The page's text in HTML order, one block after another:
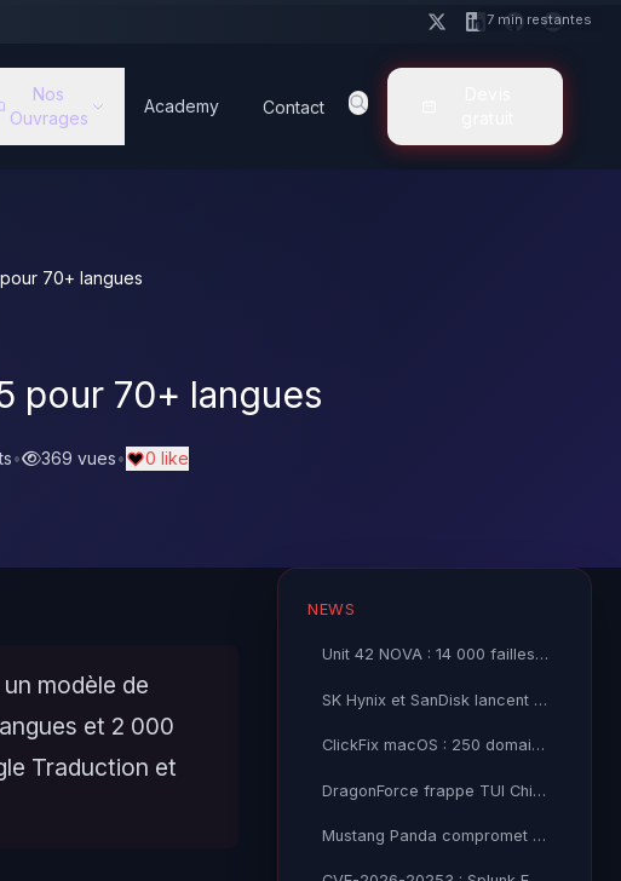
Nos
Ouvrages
Academy Contact
70+ langues
pour 70+ langues
• 369 vues• 0 like
modèle de
et 2 000
Traduction et
NEWS
Unit 42 NOVA : 14 000 failles open source détectées par IA
SK Hynix et SanDisk lancent le standard High Bandwidth Flash
ClickFix macOS : 250 domaines fingerprint les Mac pour livrer AMOS
DragonForce frappe TUI China, LockBit 5.0 cible Microphase et Setic Pourtier
Mustang Panda compromet QuickFox VPN via le backdoor FDMTP
7 min restantes